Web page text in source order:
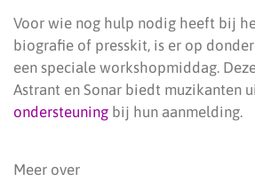
Voor wie nog hulp nodig heeft bij
biografie of presskit, is er op
een speciale workshopmiddag.
Astrant en Sonar biedt muzikanten
ondersteuning bij hun aanmelding.
Meer over